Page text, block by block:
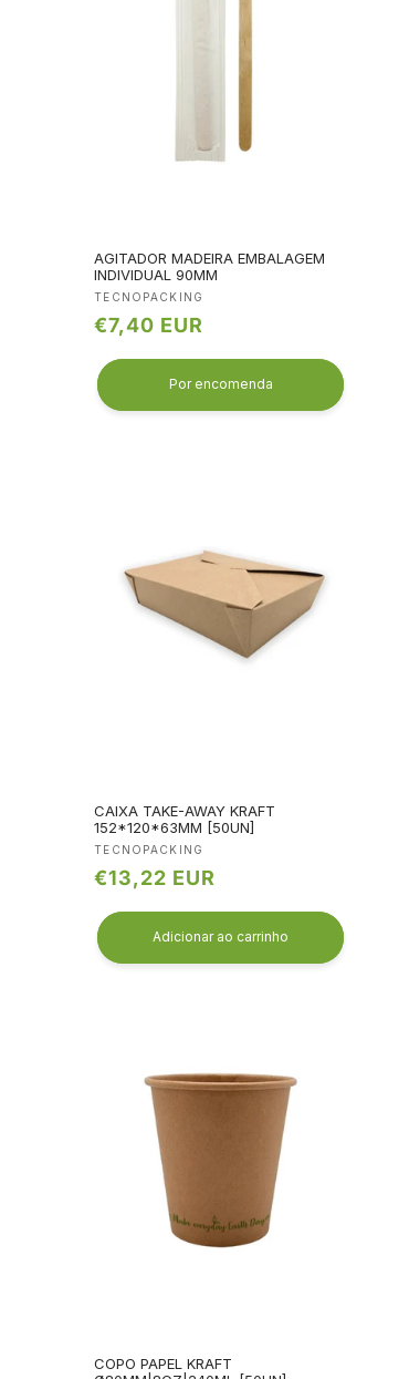
AGITADOR MADEIRA EMBALAGEM
INDIVIDUAL 90MM
Fornecedor:
TECNOPACKING
Preço
normal
€7,40 EUR
Por encomenda
CAIXA TAKE-AWAY KRAFT
152*120*63MM [50UN]
Fornecedor:
TECNOPACKING
Preço
normal
€13,22 EUR
Adicionar ao carrinho
COPO PAPEL KRAFT